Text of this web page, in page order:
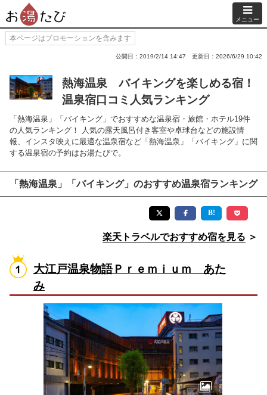
メニュー
本ページはプロモーションを含みます
公開日：2019/2/14 14:47 更新日：2026/6/29 10:42
熱海温泉 バイキングを楽しめる宿！
温泉宿口コミ人気ランキング
「熱海温泉」「バイキング」でおすすめな温泉宿・旅館・ホテル19件
の人気ランキング！ 人気の露天風呂付き客室や卓球台などの施設情
報、インスタ映えに最適な温泉宿など「熱海温泉」「バイキング」に関
する温泉宿の予約はお湯たびで。
「熱海温泉」「バイキング」のおすすめ温泉宿ランキング
楽天トラベルでおすすめ宿を見る ＞
大江戸温泉物語Ｐｒｅｍｉｕｍ あた
み